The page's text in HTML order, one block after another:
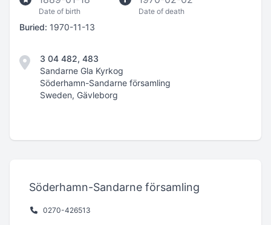
Date of birth Date of death
Buried: 1970-11-13
3 04 482, 483
Sandarne Gla Kyrkog
Söderhamn-Sandarne församling
Sweden, Gävleborg
Söderhamn-Sandarne församling
0270-426513